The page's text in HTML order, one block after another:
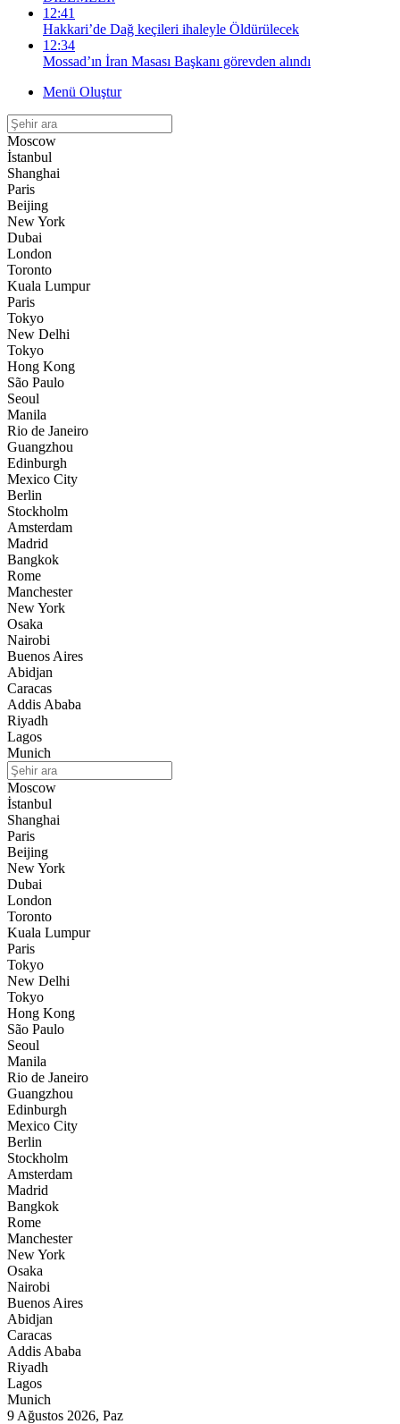
12:41
Hakkari’de Dağ keçileri ihaleyle Öldürülecek
12:34
Mossad’ın İran Masası Başkanı görevden alındı
Menü Oluştur
Moscow
İstanbul
Shanghai
Paris
Beijing
New York
Dubai
London
Toronto
Kuala Lumpur
Paris
Tokyo
New Delhi
Tokyo
Hong Kong
São Paulo
Seoul
Manila
Rio de Janeiro
Guangzhou
Edinburgh
Mexico City
Berlin
Stockholm
Amsterdam
Madrid
Bangkok
Rome
Manchester
New York
Osaka
Nairobi
Buenos Aires
Abidjan
Caracas
Addis Ababa
Riyadh
Lagos
Munich
Moscow
İstanbul
Shanghai
Paris
Beijing
New York
Dubai
London
Toronto
Kuala Lumpur
Paris
Tokyo
New Delhi
Tokyo
Hong Kong
São Paulo
Seoul
Manila
Rio de Janeiro
Guangzhou
Edinburgh
Mexico City
Berlin
Stockholm
Amsterdam
Madrid
Bangkok
Rome
Manchester
New York
Osaka
Nairobi
Buenos Aires
Abidjan
Caracas
Addis Ababa
Riyadh
Lagos
Munich
9 Ağustos 2026, Paz